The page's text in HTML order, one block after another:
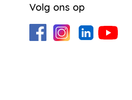
Volg ons op